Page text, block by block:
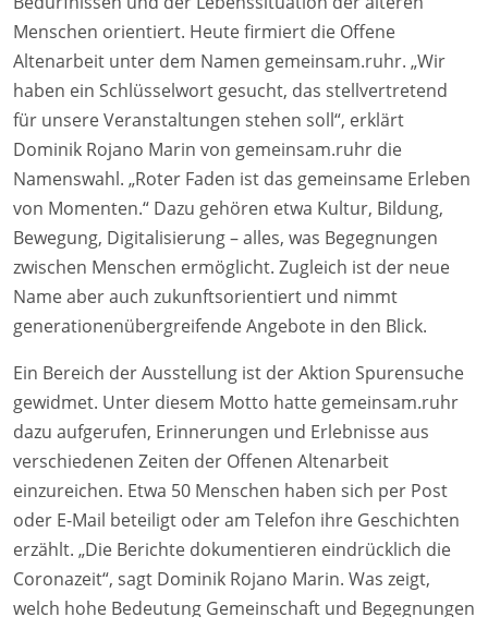
Menschen orientiert. Heute firmiert die Offene
Altenarbeit unter dem Namen gemeinsam.ruhr. „Wir
haben ein Schlüsselwort gesucht, das stellvertretend
für unsere Veranstaltungen stehen soll“, erklärt
Dominik Rojano Marin von gemeinsam.ruhr die
Namenswahl. „Roter Faden ist das gemeinsame Erleben
von Momenten.“ Dazu gehören etwa Kultur, Bildung,
Bewegung, Digitalisierung – alles, was Begegnungen
zwischen Menschen ermöglicht. Zugleich ist der neue
Name aber auch zukunftsorientiert und nimmt
generationenübergreifende Angebote in den Blick.
Ein Bereich der Ausstellung ist der Aktion Spurensuche
gewidmet. Unter diesem Motto hatte gemeinsam.ruhr
dazu aufgerufen, Erinnerungen und Erlebnisse aus
verschiedenen Zeiten der Offenen Altenarbeit
einzureichen. Etwa 50 Menschen haben sich per Post
oder E-Mail beteiligt oder am Telefon ihre Geschichten
erzählt. „Die Berichte dokumentieren eindrücklich die
Coronazeit“, sagt Dominik Rojano Marin. Was zeigt,
welch hohe Bedeutung Gemeinschaft und Begegnungen